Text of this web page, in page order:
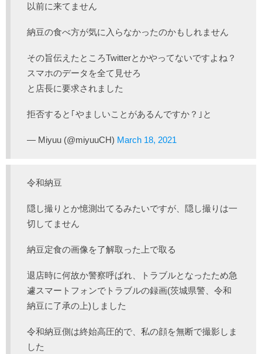
以前に来てません
納豆の食べ方が気に入らなかったのかもしれません
その旨伝えたところTwitterとかやってないですよね？
スマホのデータを全て見せろ
と店長に要求されました
拒否すると｢やましいことがあるんですか？｣と
— Miyuu (@miyuuCH) March 18, 2021
令和納豆
隠し撮りとか憶測出てるみたいですが、隠し撮りは一
切してません
納豆定食の画像を了解取った上で取る
退店時に何故か警察呼ばれ、トラブルとなったため急
遽スマートフォンでトラブルの録画(茨城県警、令和
納豆に了承の上)しました
令和納豆側は終始高圧的で、私の顔を無断で撮影しま
した